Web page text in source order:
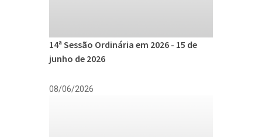
14ª Sessão Ordinária em 2026 - 15 de
junho de 2026
08/06/2026